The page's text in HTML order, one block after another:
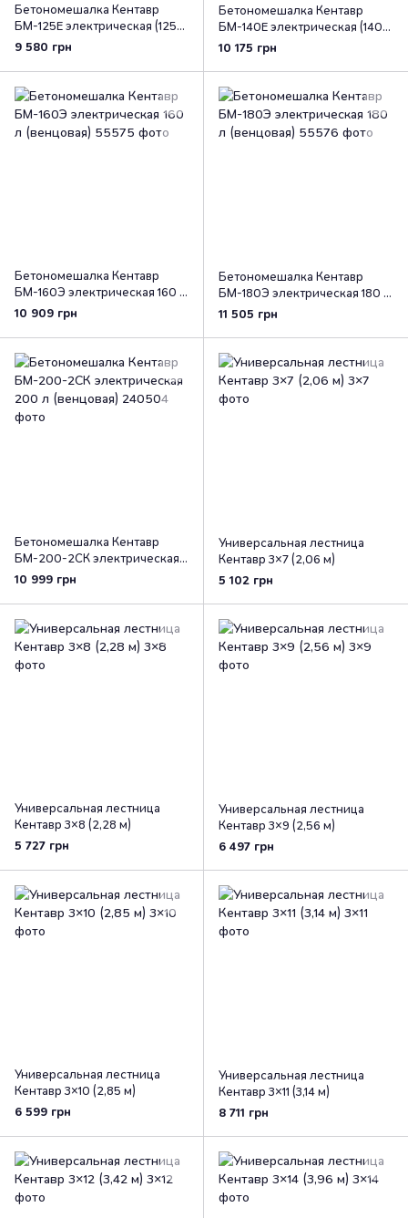
Бетономешалка Кентавр
БМ-125Е электрическая (125
литров, венцевая)
9 580 грн
Бетономешалка Кентавр
БМ-140Е электрическая (140
литров, венечная)
10 175 грн
Бетономешалка Кентавр
БМ-160Э электрическая 160 л
(венцовая)
10 909 грн
Бетономешалка Кентавр
БМ-180Э электрическая 180 л
(венцовая)
11 505 грн
Бетономешалка Кентавр
БМ-200-2СК электрическая
200 л (венцовая)
10 999 грн
Универсальная лестница
Кентавр 3×7 (2,06 м)
5 102 грн
Универсальная лестница
Кентавр 3×8 (2,28 м)
5 727 грн
Универсальная лестница
Кентавр 3×9 (2,56 м)
6 497 грн
Универсальная лестница
Кентавр 3×10 (2,85 м)
6 599 грн
Универсальная лестница
Кентавр 3×11 (3,14 м)
8 711 грн